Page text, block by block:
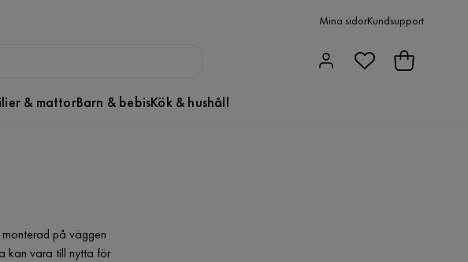
Mina sidorKundsupport
& mattorBarn & bebisKök & hushåll
på väggen
kan vara till nytta för